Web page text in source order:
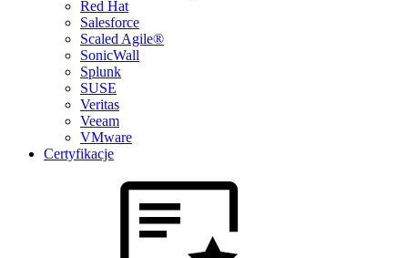
Red Hat
Salesforce
Scaled Agile®
SonicWall
Splunk
SUSE
Veritas
Veeam
VMware
Certyfikacje